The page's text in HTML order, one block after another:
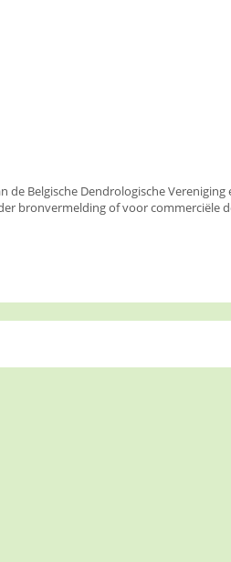
de Belgische Dendrologische
bronvermelding of voor commerciële